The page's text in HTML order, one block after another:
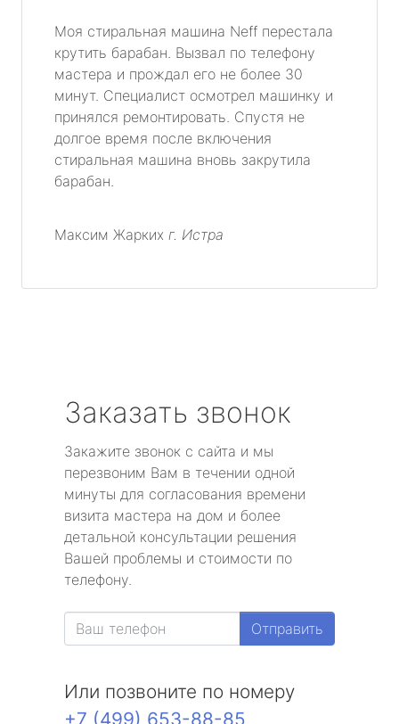
Моя стиральная машина Neff перестала
крутить барабан. Вызвал по телефону
мастера и прождал его не более 30
минут. Специалист осмотрел машинку и
принялся ремонтировать. Спустя не
долгое время после включения
стиральная машина вновь закрутила
барабан.
Максим Жарких г. Истра
Заказать звонок
Закажите звонок с сайта и мы
перезвоним Вам в течении одной
минуты для согласования времени
визита мастера на дом и более
детальной консультации решения
Вашей проблемы и стоимости по
телефону.
Отправить
Или позвоните по номеру
+7 (499) 653-88-85